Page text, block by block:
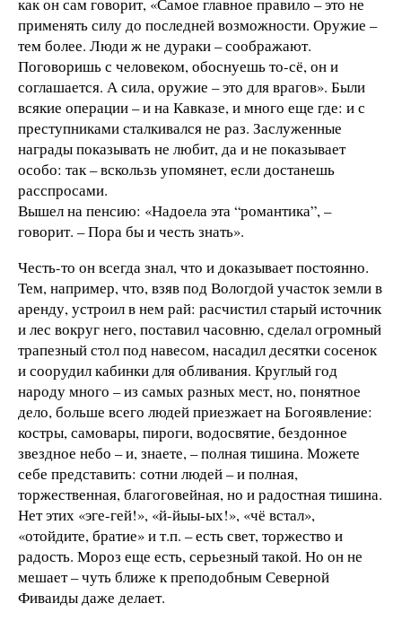
как он сам говорит, «Самое главное правило – это не
применять силу до последней возможности. Оружие –
тем более. Люди ж не дураки – соображают.
Поговоришь с человеком, обоснуешь то-сё, он и
соглашается. А сила, оружие – это для врагов». Были
всякие операции – и на Кавказе, и много еще где: и с
преступниками сталкивался не раз. Заслуженные
награды показывать не любит, да и не показывает
особо: так – вскользь упомянет, если достанешь
расспросами.
Вышел на пенсию: «Надоела эта “романтика”, –
говорит. – Пора бы и честь знать».
Честь-то он всегда знал, что и доказывает постоянно.
Тем, например, что, взяв под Вологдой участок земли в
аренду, устроил в нем рай: расчистил старый источник
и лес вокруг него, поставил часовню, сделал огромный
трапезный стол под навесом, насадил десятки сосенок
и соорудил кабинки для обливания. Круглый год
народу много – из самых разных мест, но, понятное
дело, больше всего людей приезжает на Богоявление:
костры, самовары, пироги, водосвятие, бездонное
звездное небо – и, знаете, – полная тишина. Можете
себе представить: сотни людей – и полная,
торжественная, благоговейная, но и радостная тишина.
Нет этих «эге-гей!», «й-йыы-ых!», «чё встал»,
«отойдите, братие» и т.п. – есть свет, торжество и
радость. Мороз еще есть, серьезный такой. Но он не
мешает – чуть ближе к преподобным Северной
Фиваиды даже делает.